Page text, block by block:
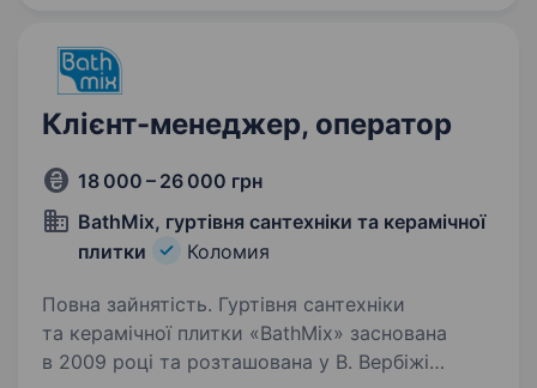
рости й розвиватись…
Клієнт-менеджер, оператор
18 000 – 26 000 грн
BathMix, гуртівня сантехніки та керамічної
плитки
Коломия
Повна зайнятість. Гуртівня сантехніки
та керамічної плитки «BathMix» заснована
в 2009 році та розташована у В. Вербіжі